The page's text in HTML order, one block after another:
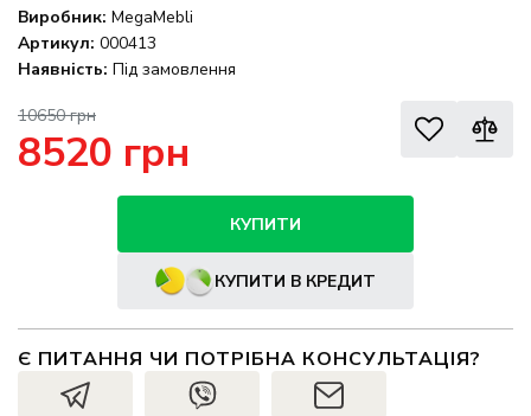
Виробник: MegaMebli
Артикул: 000413
Наявність: Під замовлення
10650 грн
8520 грн
КУПИТИ
КУПИТИ В КРЕДИТ
Є ПИТАННЯ ЧИ ПОТРІБНА КОНСУЛЬТАЦІЯ?